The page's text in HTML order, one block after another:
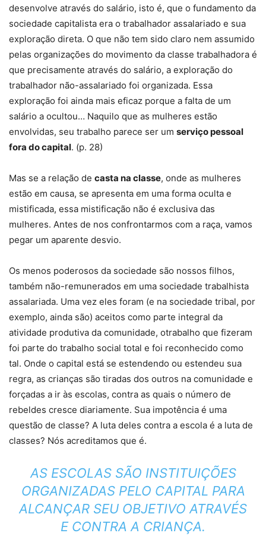
desenvolve através do salário, isto é, que o fundamento da
sociedade capitalista era o trabalhador assalariado e sua
exploração direta. O que não tem sido claro nem assumido
pelas organizações do movimento da classe trabalhadora é
que precisamente através do salário, a exploração do
trabalhador não-assalariado foi organizada. Essa
exploração foi ainda mais eficaz porque a falta de um
salário a ocultou… Naquilo que as mulheres estão
envolvidas, seu trabalho parece ser um serviço pessoal
fora do capital. (p. 28)
Mas se a relação de casta na classe, onde as mulheres
estão em causa, se apresenta em uma forma oculta e
mistificada, essa mistificação não é exclusiva das
mulheres. Antes de nos confrontarmos com a raça, vamos
pegar um aparente desvio.
Os menos poderosos da sociedade são nossos filhos,
também não-remunerados em uma sociedade trabalhista
assalariada. Uma vez eles foram (e na sociedade tribal, por
exemplo, ainda são) aceitos como parte integral da
atividade produtiva da comunidade, otrabalho que fizeram
foi parte do trabalho social total e foi reconhecido como
tal. Onde o capital está se estendendo ou estendeu sua
regra, as crianças são tiradas dos outros na comunidade e
forçadas a ir às escolas, contra as quais o número de
rebeldes cresce diariamente. Sua impotência é uma
questão de classe? A luta deles contra a escola é a luta de
classes? Nós acreditamos que é.
AS ESCOLAS SÃO INSTITUIÇÕES
ORGANIZADAS PELO CAPITAL PARA
ALCANÇAR SEU OBJETIVO ATRAVÉS
E CONTRA A CRIANÇA.